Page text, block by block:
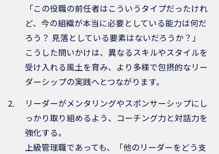
「この役職の前任者はこういうタイプだったけれ
ど、今の組織が本当に必要としている能力は何だ
ろう？ 見落としている要素はないだろうか？」
こうした問いかけは、異なるスキルやスタイルを
受け入れる風土を育み、より多様で包摂的なリー
ダーシップの実践へとつながります。
リーダーがメンタリングやスポンサーシップにし
っかり取り組めるよう、コーチング力と対話力を
強化する。
上級管理職であっても、「他のリーダーをどう支